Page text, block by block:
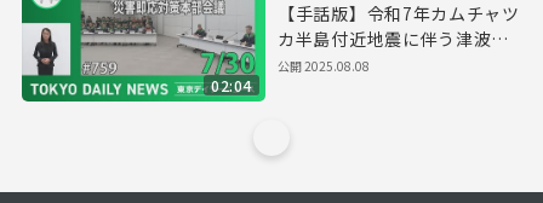
02:04
【手話版】令和7年カムチャツ
カ半島付近地震に伴う津波警
報発令に係る災害即応対策本
公開2025.08.08